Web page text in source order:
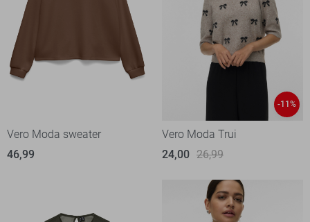
Vero Moda sweater
46,99
-11%
Vero Moda Trui
24,00 26,99